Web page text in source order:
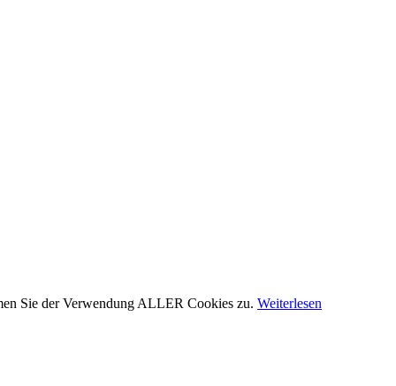
Sie der Verwendung ALLER Cookies zu. Weiterlesen